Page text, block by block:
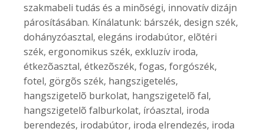
szakmabeli tudás és a minõségi, innovatív dizájn
párosításában. Kínálatunk: bárszék, design szék,
dohányzóasztal, elegáns irodabútor, elõtéri
szék, ergonomikus szék, exkluzív iroda,
étkezõasztal, étkezõszék, fogas, forgószék,
fotel, görgõs szék, hangszigetelés,
hangszigetelõ burkolat, hangszigetelõ fal,
hangszigetelõ falburkolat, íróasztal, iroda
berendezés, irodabútor, iroda elrendezés, iroda